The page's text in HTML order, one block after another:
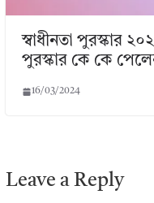
স্বাধীনতা পুরস্কার
পুরস্কার কে কে
16/03/2024
Leave a Reply